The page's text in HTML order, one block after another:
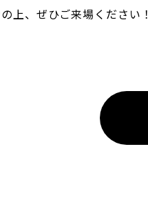
上、ぜひご来場ください！